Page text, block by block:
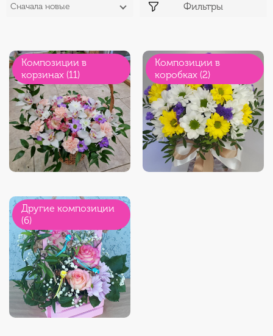
Сначала новые Фильтры
Композиции в
корзинах (11)
Композиции в
коробках (2)
Другие композиции
(6)